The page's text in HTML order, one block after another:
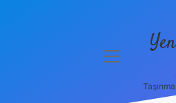
menüyü